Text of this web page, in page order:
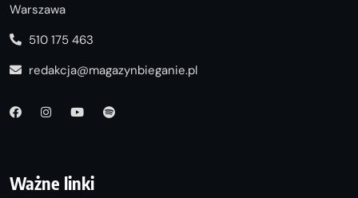
Warszawa
510 175 463
redakcja@magazynbieganie.pl
Ważne linki